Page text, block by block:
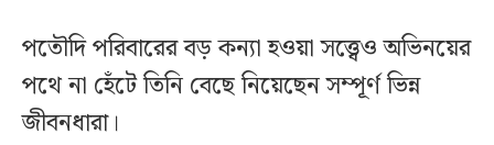
পতৌদি পরিবারের বড় কন্যা হওয়া সত্ত্বেও অভিনয়ের
পথে না হেঁটে তিনি বেছে নিয়েছেন সম্পূর্ণ ভিন্ন
জীবনধারা।